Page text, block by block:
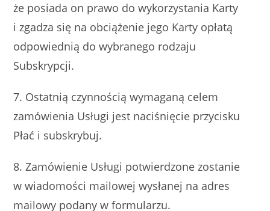
że posiada on prawo do wykorzystania Karty
i zgadza się na obciążenie jego Karty opłatą
odpowiednią do wybranego rodzaju
Subskrypcji.
7. Ostatnią czynnością wymaganą celem
zamówienia Usługi jest naciśnięcie przycisku
Płać i subskrybuj.
8. Zamówienie Usługi potwierdzone zostanie
w wiadomości mailowej wysłanej na adres
mailowy podany w formularzu.